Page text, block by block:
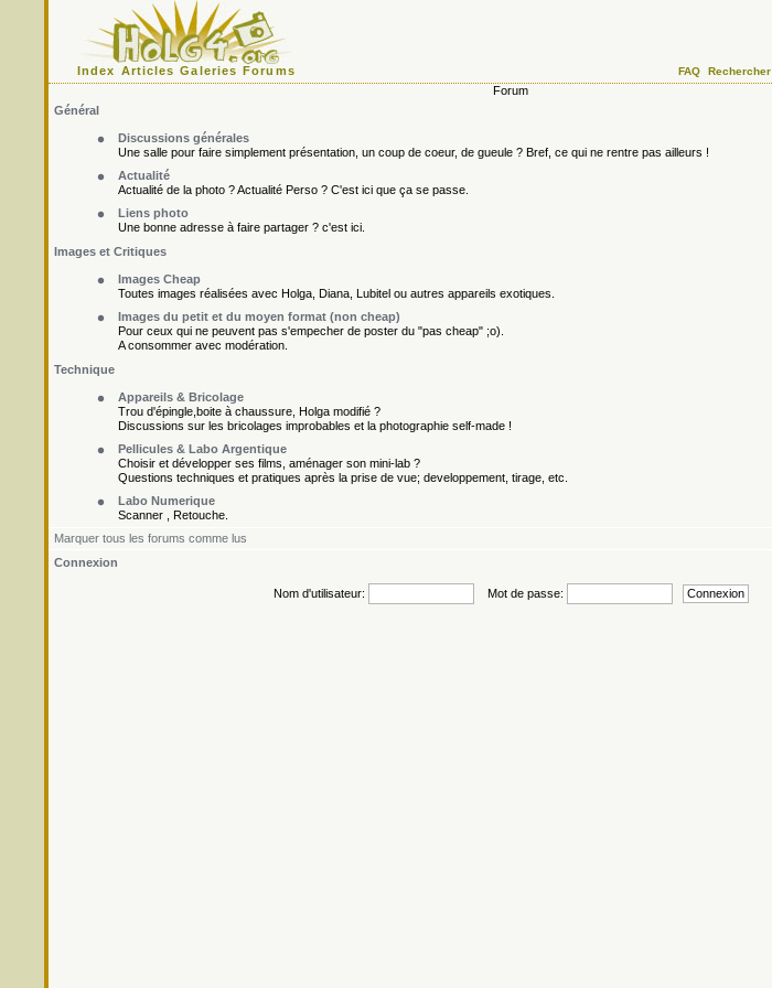
Index Articles Galeries Forums FAQ Rechercher
Forum
Général
Discussions générales
Une salle pour faire simplement présentation, un coup de coeur, de gueule ? Bref, ce qui ne rentre pas ailleurs !
Actualité
Actualité de la photo ? Actualité Perso ? C'est ici que ça se passe.
Liens photo
Une bonne adresse à faire partager ? c'est ici.
Images et Critiques
Images Cheap
Toutes images réalisées avec Holga, Diana, Lubitel ou autres appareils exotiques.
Images du petit et du moyen format (non cheap)
Pour ceux qui ne peuvent pas s'empecher de poster du "pas cheap" ;o).
A consommer avec modération.
Technique
Appareils & Bricolage
Trou d'épingle,boite à chaussure, Holga modifié ?
Discussions sur les bricolages improbables et la photographie self-made !
Pellicules & Labo Argentique
Choisir et développer ses films, aménager son mini-lab ?
Questions techniques et pratiques après la prise de vue; developpement, tirage, etc.
Labo Numerique
Scanner , Retouche.
Marquer tous les forums comme lus
Connexion
Nom d'utilisateur: Mot de passe: